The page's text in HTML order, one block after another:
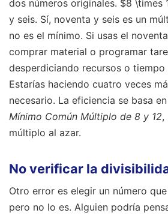
dos números originales. $8 \times
y seis. Sí, noventa y seis es un
no es el mínimo. Si usas el
comprar material o programar
desperdiciando recursos o tiempo
Estarías haciendo cuatro veces
necesario. La eficiencia se basa
Mínimo Común Múltiplo de 8 y 12,
múltiplo al azar.
No verificar la
Otro error es elegir un número
pero no lo es. Alguien podría